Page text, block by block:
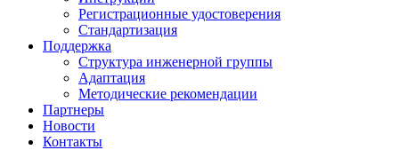
Регистрационные удостоверения
Стандартизация
Поддержка
Структура инженерной группы
Адаптация
Методические рекомендации
Партнеры
Новости
Контакты